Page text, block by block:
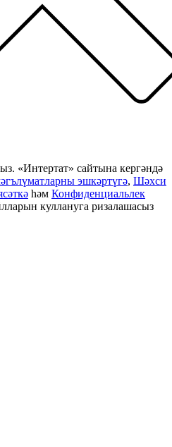
«Интертат» сайтына кергәндә
эшкәртүгә, Шәхси
һәм Конфиденциальлек
куллануга ризалашасыз